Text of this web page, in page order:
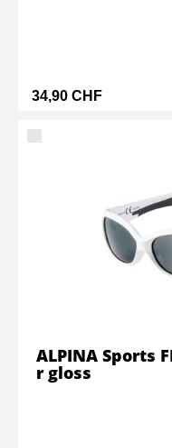
34,90 CHF
ALPINA Sports
r gloss